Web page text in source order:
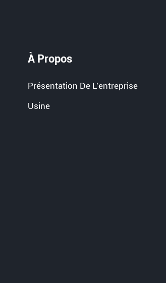
À Propos
Présentation De L'entreprise
Usine